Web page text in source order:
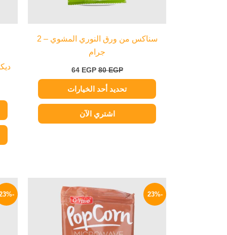
سناكس من ورق النوري المشوي – 2
جرام
80EGP
64 EGP
تحديد أحد الخيارات
صفحة
المنتج
اشتري الآن
-23%
الأصلي
هو:
95 EGP.
الحالي
هو:
73 EGP.
-23%